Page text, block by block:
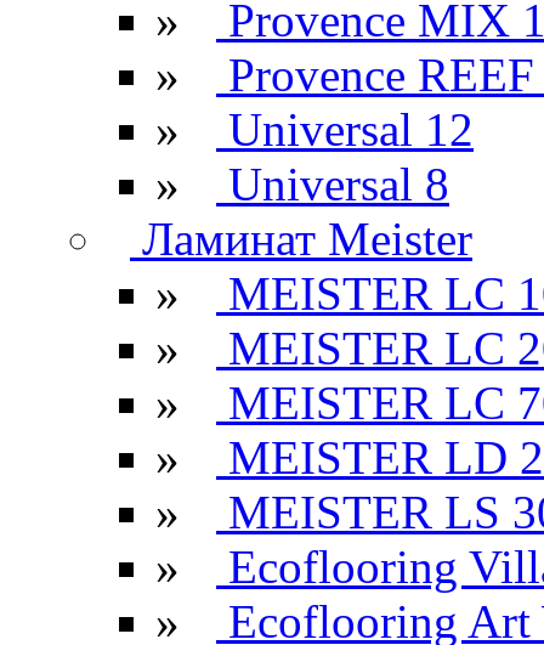
»
Provence MIX
»
Provence
»
Universal 12
»
Universal 8
Ламинат Meister
»
MEISTER LC
»
MEISTER LC
»
MEISTER LC
»
MEISTER LD
»
MEISTER LS
»
Ecoflooring
»
Ecoflooring Art